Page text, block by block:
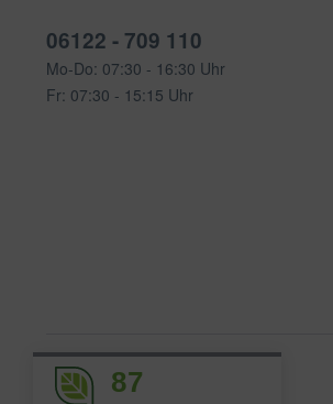
06122 - 709 110
Mo-Do: 07:30 - 16:30 Uhr
Fr: 07:30 - 15:15 Uhr
87